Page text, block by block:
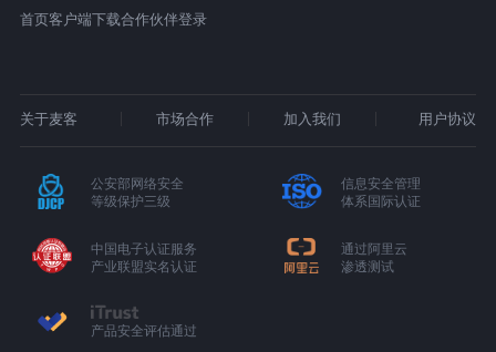
首页客户端下载合作伙伴登录
关于麦客 市场合作 加入我们 用户协议
公安部网络安全
等级保护三级
信息安全管理
体系国际认证
中国电子认证服务
产业联盟实名认证
通过阿里云
渗透测试
产品安全评估通过